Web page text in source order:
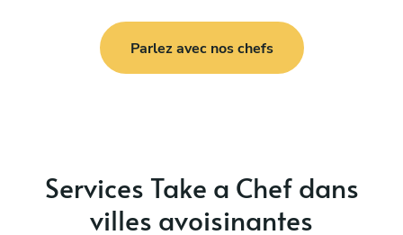
Parlez avec nos chefs
Services Take a Chef dans
villes avoisinantes